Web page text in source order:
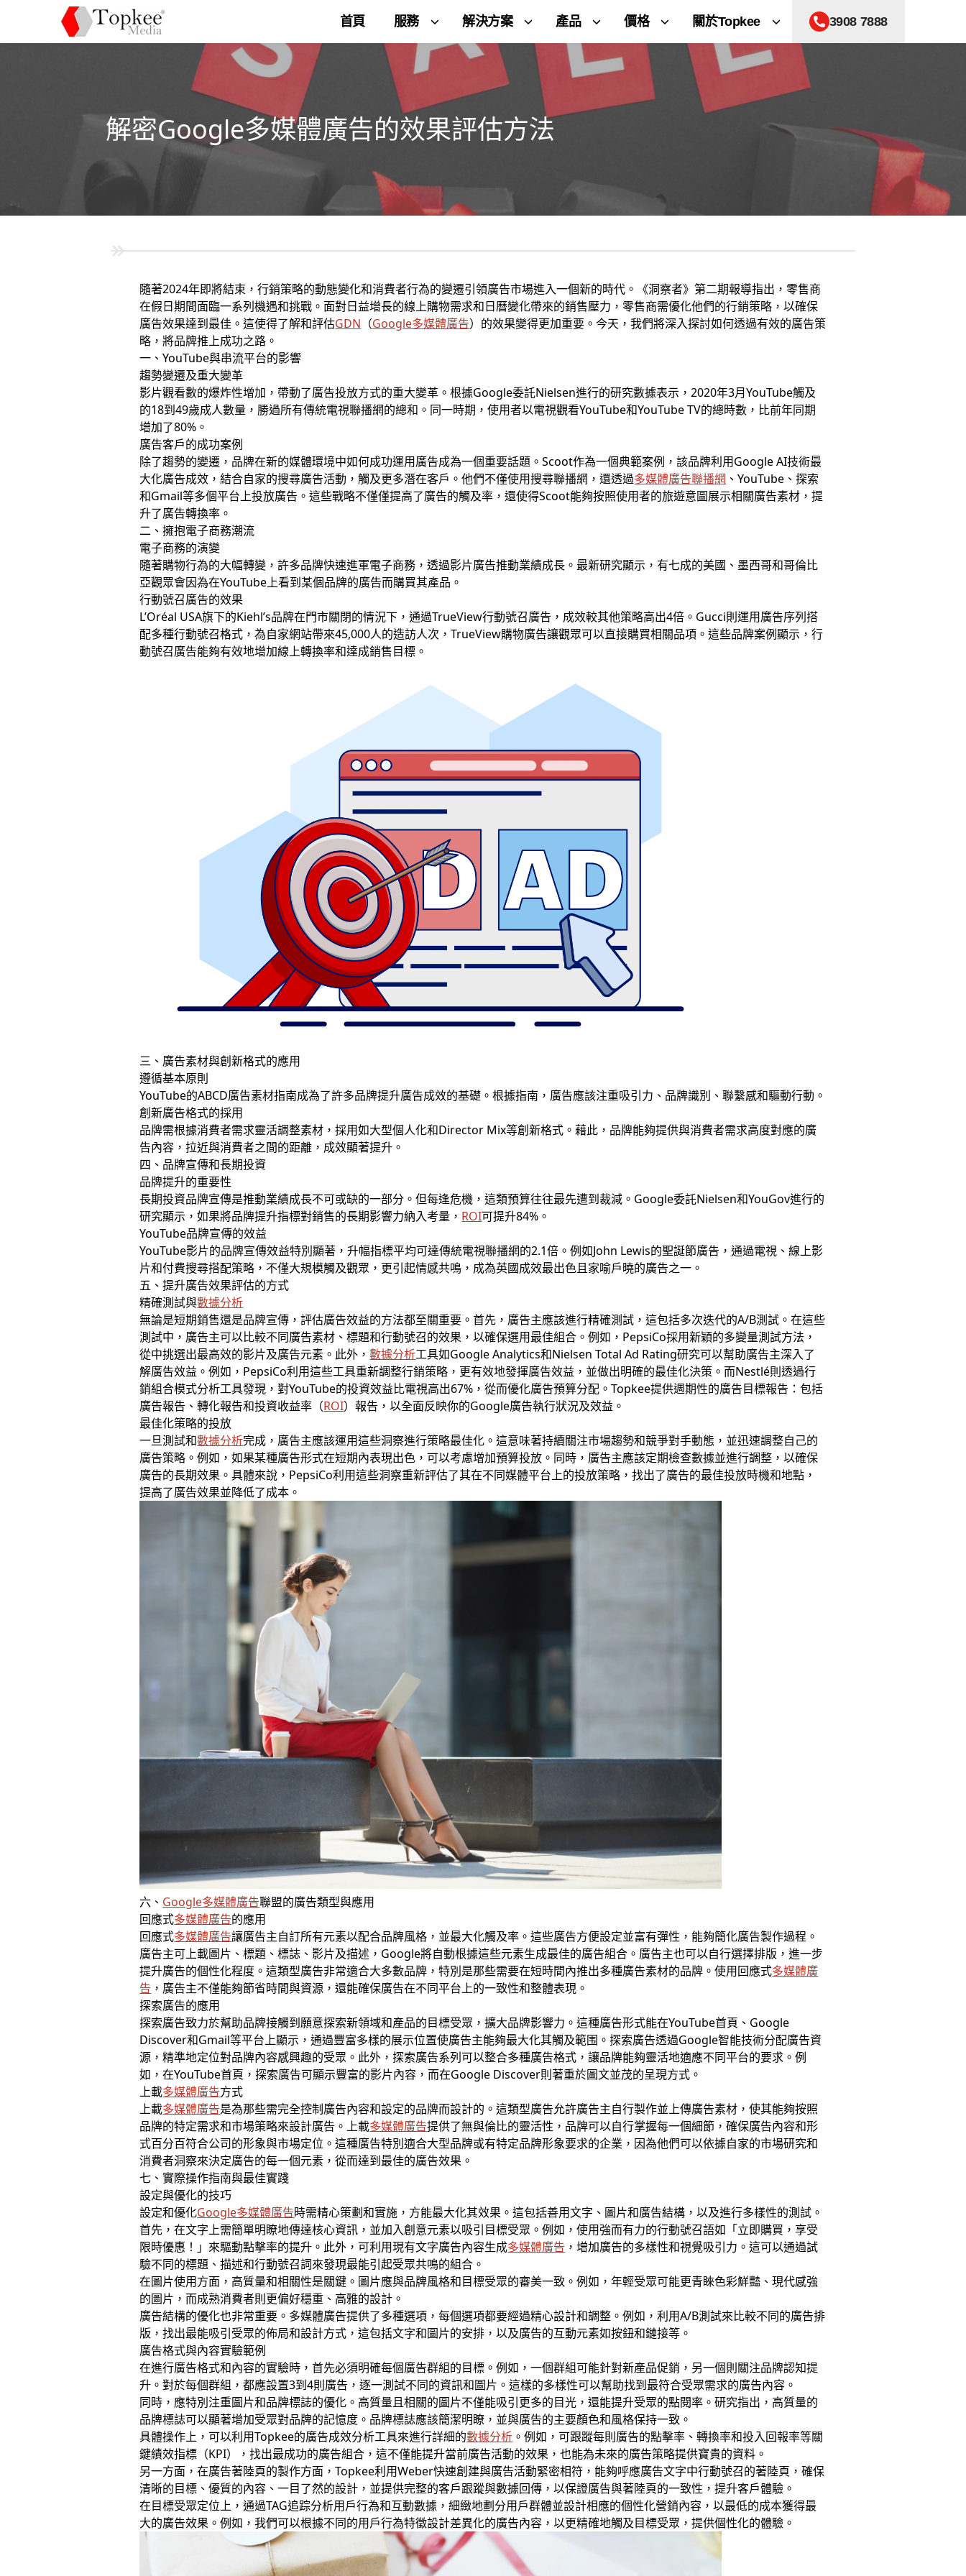
首頁 服務 解決方案 產品 價格 關於Topkee 3908 7888
解密Google多媒體廣告的效果評估方法
隨著2024年即將結束，行銷策略的動態變化和消費者行為的變遷引領廣告市場進入一個新的時代。《洞察者》第二期報導指出，零售商
在假日期間面臨一系列機遇和挑戰。面對日益增長的線上購物需求和日曆變化帶來的銷售壓力，零售商需優化他們的行銷策略，以確保
廣告效果達到最佳。這使得了解和評估GDN （Google多媒體廣告）的效果變得更加重要。今天，我們將深入探討如何透過有效的廣告策
略，將品牌推上成功之路。
一、YouTube與串流平台的影響
趨勢變遷及重大變革
影片觀看數的爆炸性增加，帶動了廣告投放方式的重大變革。根據Google委託Nielsen進行的研究數據表示，2020年3月YouTube觸及
的18到49歲成人數量，勝過所有傳統電視聯播網的總和。同一時期，使用者以電視觀看YouTube和YouTube TV的總時數，比前年同期
增加了80%。
廣告客戶的成功案例
除了趨勢的變遷，品牌在新的媒體環境中如何成功運用廣告成為一個重要話題。Scoot作為一個典範案例，該品牌利用Google AI技術最
大化廣告成效，結合自家的搜尋廣告活動，觸及更多潛在客戶。他們不僅使用搜尋聯播網，還透過多媒體廣告聯播網 、YouTube、探索
和Gmail等多個平台上投放廣告。這些戰略不僅僅提高了廣告的觸及率，還使得Scoot能夠按照使用者的旅遊意圖展示相關廣告素材，提
升了廣告轉換率。
二、擁抱電子商務潮流
電子商務的演變
隨著購物行為的大幅轉變，許多品牌快速進軍電子商務，透過影片廣告推動業績成長。最新研究顯示，有七成的美國、墨西哥和哥倫比
亞觀眾會因為在YouTube上看到某個品牌的廣告而購買其產品。
行動號召廣告的效果
L’Oréal USA旗下的Kiehl’s品牌在門市關閉的情況下，通過TrueView行動號召廣告，成效較其他策略高出4倍。Gucci則運用廣告序列搭
配多種行動號召格式，為自家網站帶來45,000人的造訪人次，TrueView購物廣告讓觀眾可以直接購買相關品項。這些品牌案例顯示，行
動號召廣告能夠有效地增加線上轉換率和達成銷售目標。
三、廣告素材與創新格式的應用
遵循基本原則
YouTube的ABCD廣告素材指南成為了許多品牌提升廣告成效的基礎。根據指南，廣告應該注重吸引力、品牌識別、聯繫感和驅動行動。
創新廣告格式的採用
品牌需根據消費者需求靈活調整素材，採用如大型個人化和Director Mix等創新格式。藉此，品牌能夠提供與消費者需求高度對應的廣
告內容，拉近與消費者之間的距離，成效顯著提升。
四、品牌宣傳和長期投資
品牌提升的重要性
長期投資品牌宣傳是推動業績成長不可或缺的一部分。但每逢危機，這類預算往往最先遭到裁減。Google委託Nielsen和YouGov進行的
研究顯示，如果將品牌提升指標對銷售的長期影響力納入考量， ROI可提升84%。
YouTube品牌宣傳的效益
YouTube影片的品牌宣傳效益特別顯著，升幅指標平均可達傳統電視聯播網的2.1倍。例如John Lewis的聖誕節廣告，通過電視、線上影
片和付費搜尋搭配策略，不僅大規模觸及觀眾，更引起情感共鳴，成為英國成效最出色且家喻戶曉的廣告之一。
五、提升廣告效果評估的方式
精確測試與數據分析
無論是短期銷售還是品牌宣傳，評估廣告效益的方法都至關重要。首先，廣告主應該進行精確測試，這包括多次迭代的A/B測試。在這些
測試中，廣告主可以比較不同廣告素材、標題和行動號召的效果，以確保選用最佳組合。例如，PepsiCo採用新穎的多變量測試方法，
從中挑選出最高效的影片及廣告元素。此外，數據分析工具如Google Analytics和Nielsen Total Ad Rating研究可以幫助廣告主深入了
解廣告效益。例如，PepsiCo利用這些工具重新調整行銷策略，更有效地發揮廣告效益，並做出明確的最佳化決策。而Nestlé則透過行
銷組合模式分析工具發現，對YouTube的投資效益比電視高出67%，從而優化廣告預算分配。Topkee提供週期性的廣告目標報告：包括
廣告報告、轉化報告和投資收益率（ROI）報告，以全面反映你的Google廣告執行狀況及效益。
最佳化策略的投放
一旦測試和數據分析完成，廣告主應該運用這些洞察進行策略最佳化。這意味著持續關注市場趨勢和競爭對手動態，並迅速調整自己的
廣告策略。例如，如果某種廣告形式在短期內表現出色，可以考慮增加預算投放。同時，廣告主應該定期檢查數據並進行調整，以確保
廣告的長期效果。具體來說，PepsiCo利用這些洞察重新評估了其在不同媒體平台上的投放策略，找出了廣告的最佳投放時機和地點，
提高了廣告效果並降低了成本。
六、 Google多媒體廣告聯盟的廣告類型與應用
回應式多媒體廣告的應用
回應式多媒體廣告讓廣告主自訂所有元素以配合品牌風格，並最大化觸及率。這些廣告方便設定並富有彈性，能夠簡化廣告製作過程。
廣告主可上載圖片、標題、標誌、影片及描述，Google將自動根據這些元素生成最佳的廣告組合。廣告主也可以自行選擇排版，進一步
提升廣告的個性化程度。這類型廣告非常適合大多數品牌，特別是那些需要在短時間內推出多種廣告素材的品牌。使用回應式多媒體廣
告 ，廣告主不僅能夠節省時間與資源，還能確保廣告在不同平台上的一致性和整體表現。
探索廣告的應用
探索廣告致力於幫助品牌接觸到願意探索新領域和產品的目標受眾，擴大品牌影響力。這種廣告形式能在YouTube首頁、Google
Discover和Gmail等平台上顯示，通過豐富多樣的展示位置使廣告主能夠最大化其觸及範围。探索廣告透過Google智能技術分配廣告資
源，精準地定位對品牌內容感興趣的受眾。此外，探索廣告系列可以整合多種廣告格式，讓品牌能夠靈活地適應不同平台的要求。例
如，在YouTube首頁，探索廣告可顯示豐富的影片內容，而在Google Discover則著重於圖文並茂的呈現方式。
上載多媒體廣告方式
上載多媒體廣告是為那些需完全控制廣告內容和設定的品牌而設計的。這類型廣告允許廣告主自行製作並上傳廣告素材，使其能夠按照
品牌的特定需求和市場策略來設計廣告。上載多媒體廣告提供了無與倫比的靈活性，品牌可以自行掌握每一個細節，確保廣告內容和形
式百分百符合公司的形象與市場定位。這種廣告特別適合大型品牌或有特定品牌形象要求的企業，因為他們可以依據自家的市場研究和
消費者洞察來決定廣告的每一個元素，從而達到最佳的廣告效果。
七、實際操作指南與最佳實踐
設定與優化的技巧
設定和優化Google多媒體廣告時需精心策劃和實施，方能最大化其效果。這包括善用文字、圖片和廣告結構，以及進行多樣性的測試。
首先，在文字上需簡單明瞭地傳達核心資訊，並加入創意元素以吸引目標受眾。例如，使用強而有力的行動號召語如「立即購買，享受
限時優惠！」來驅動點擊率的提升。此外，可利用現有文字廣告內容生成多媒體廣告 ，增加廣告的多樣性和視覺吸引力。這可以通過試
驗不同的標題、描述和行動號召詞來發現最能引起受眾共鳴的組合。
在圖片使用方面，高質量和相關性是關鍵。圖片應與品牌風格和目標受眾的審美一致。例如，年輕受眾可能更青睞色彩鮮豔、現代感強
的圖片，而成熟消費者則更偏好穩重、高雅的設計。
廣告結構的優化也非常重要。多媒體廣告提供了多種選項，每個選項都要經過精心設計和調整。例如，利用A/B測試來比較不同的廣告排
版，找出最能吸引受眾的佈局和設計方式，這包括文字和圖片的安排，以及廣告的互動元素如按鈕和鏈接等。
廣告格式與內容實驗範例
在進行廣告格式和內容的實驗時，首先必須明確每個廣告群組的目標。例如，一個群組可能針對新產品促銷，另一個則關注品牌認知提
升。對於每個群組，都應設置3到4則廣告，逐一測試不同的資訊和圖片。這樣的多樣性可以幫助找到最符合受眾需求的廣告內容。
同時，應特別注重圖片和品牌標誌的優化。高質量且相關的圖片不僅能吸引更多的目光，還能提升受眾的點閱率。研究指出，高質量的
品牌標誌可以顯著增加受眾對品牌的記憶度。品牌標誌應該簡潔明瞭，並與廣告的主要顏色和風格保持一致。
具體操作上，可以利用Topkee的廣告成效分析工具來進行詳細的數據分析 。例如，可跟蹤每則廣告的點擊率、轉換率和投入回報率等關
鍵績效指標（KPI），找出最成功的廣告組合，這不僅能提升當前廣告活動的效果，也能為未來的廣告策略提供寶貴的資料。
另一方面，在廣告著陸頁的製作方面，Topkee利用Weber快速創建與廣告活動緊密相符，能夠呼應廣告文字中行動號召的著陸頁，確保
清晰的目標、優質的內容、一目了然的設計，並提供完整的客戶跟蹤與數據回傳，以保證廣告與著陸頁的一致性，提升客戶體驗。
在目標受眾定位上，通過TAG追踪分析用戶行為和互動數據，細緻地劃分用戶群體並設計相應的個性化營銷內容，以最低的成本獲得最
大的廣告效果。例如，我們可以根據不同的用戶行為特徵設計差異化的廣告內容，以更精確地觸及目標受眾，提供個性化的體驗。